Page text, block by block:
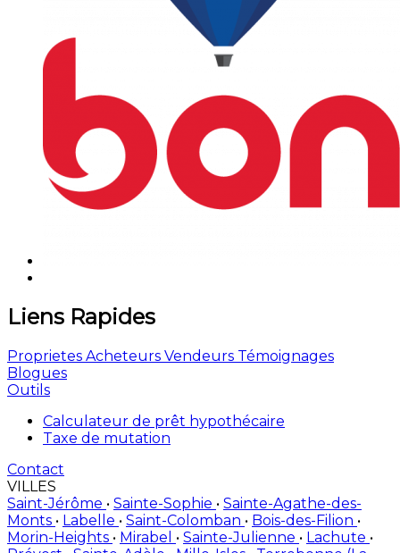
Liens Rapides
Proprietes Acheteurs Vendeurs Témoignages
Blogues
Outils
Calculateur de prêt hypothécaire
Taxe de mutation
Contact
VILLES
Saint-Jérôme • Sainte-Sophie • Sainte-Agathe-des-
Monts • Labelle • Saint-Colomban • Bois-des-Filion •
Morin-Heights • Mirabel • Sainte-Julienne • Lachute •